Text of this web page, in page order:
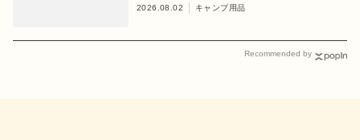
ブが登場
2026.08.02 キャンプ用品
Recommended by